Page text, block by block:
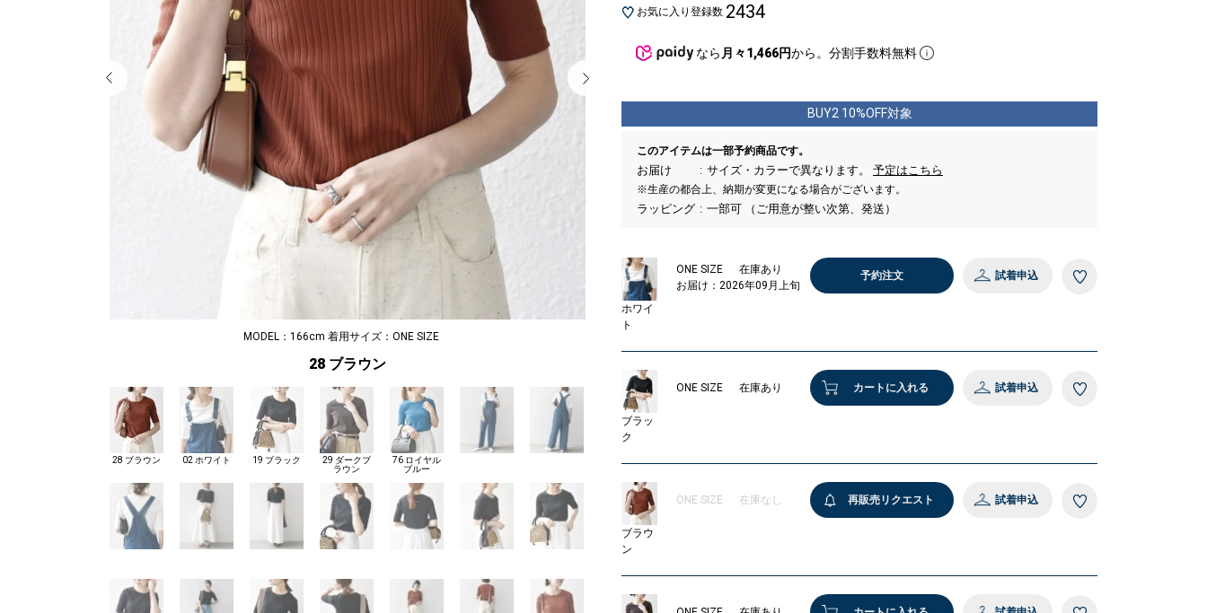
MODEL：166cm 着用サイズ：ONE SIZE
28 ブラウン
28 ブラウン 02 ホワイト 19 ブラック
29 ダークブ
ラウン
76 ロイヤル
ブルー
お気に入り登録数 2434
なら 月々1,466円から。分割手数料無料
BUY2 10%OFF対象
このアイテムは一部予約商品です。
お届け サイズ・カラーで異なります。 予定はこちら
※生産の都合上、納期が変更になる場合がございます。
ラッピング 一部可 （ご用意が整い次第、発送）
ホワイ
ト
ONE SIZE
在庫あり
お届け：2026年09月上旬
予約注文 試着申込
ブラッ
ク
ONE SIZE 在庫あり カートに入れる 試着申込
ブラウ
ン
ONE SIZE 在庫なし 再販売リクエスト 試着申込